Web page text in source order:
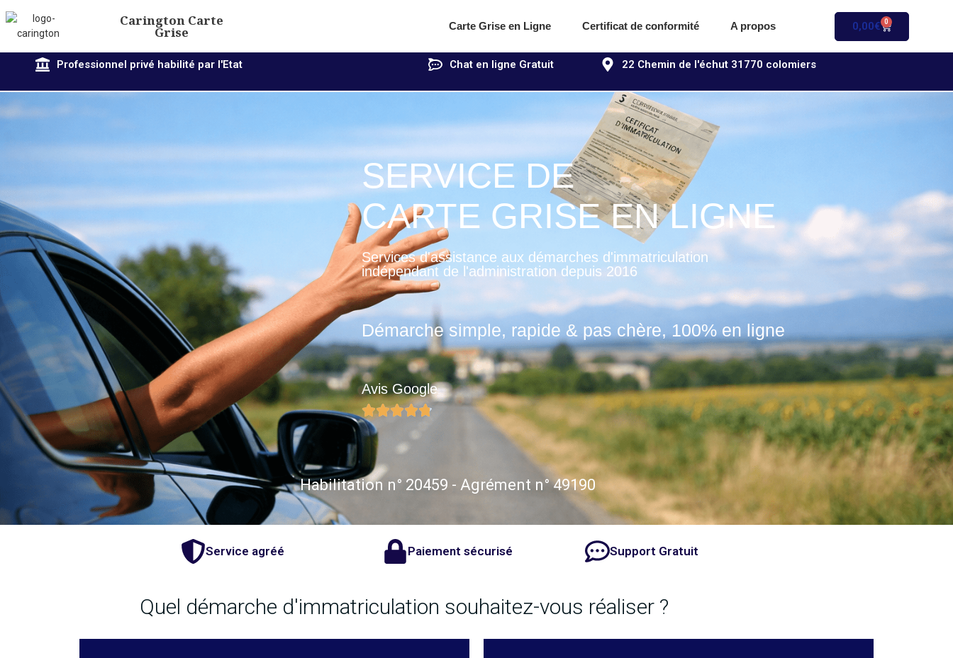
Carington Carte
Grise Carte Grise en Ligne Certificat de conformité A propos 0,00€ 0
Professionnel privé habilité par l'Etat Chat en ligne Gratuit 22 Chemin de l'échut 31770 colomiers
SERVICE DE
CARTE GRISE EN LIGNE
Services d'assistance aux démarches d'immatriculation
indépendant de l'administration depuis 2016
Démarche simple, rapide & pas chère, 100% en ligne​
Avis Google
Habilitation n° 20459 - Agrément n° 49190
Service agréé Paiement sécurisé Support Gratuit
Quel démarche d'immatriculation souhaitez-vous réaliser ?